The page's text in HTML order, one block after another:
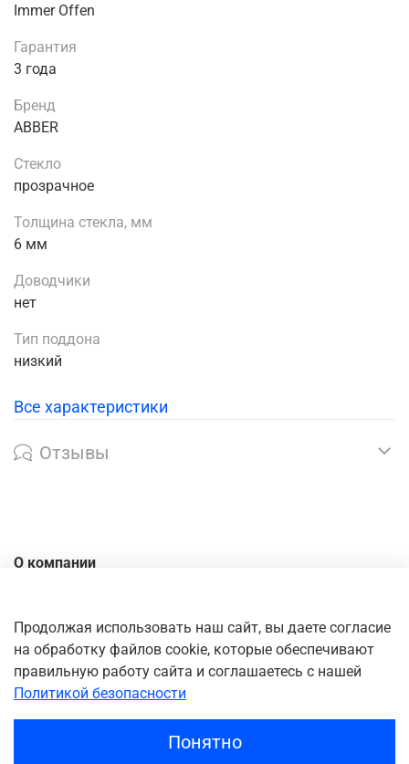
Immer Offen
Гарантия
3 года
Бренд
ABBER
Стекло
прозрачное
Толщина стекла, мм
6 мм
Доводчики
нет
Тип поддона
низкий
Все характеристики
Отзывы
О компании
Доставка
Оплата
Личный кабинет
Продолжая использовать наш сайт, вы даете согласие
на обработку файлов cookie, которые обеспечивают
правильную работу сайта и соглашаетесь с нашей
Политикой безопасности
Понятно